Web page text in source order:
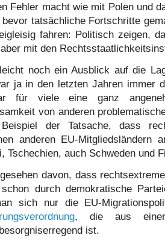
Fehler macht wie mit Polen und
bevor tatsächliche Fortschritte
fahren: Politisch zeigen,
mit den
noch ein Ausblick auf die
ja in den letzten Jahren immer
für viele eine ganz
von anderen
der Tatsache, dass
anderen EU-
Tschechien, auch Schweden und
davon, dass
durch demokratische
sich nur die EU-
, die aus einer
ist.